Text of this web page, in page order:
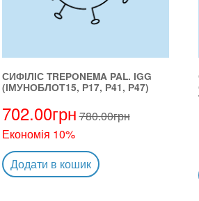
СИФІЛІС TREPONEMA PAL. IGG
(ІМУНОБЛОТ15, Р17, Р41, Р47)
702.00грн780.00грн
Економія 10%
Додати в кошик